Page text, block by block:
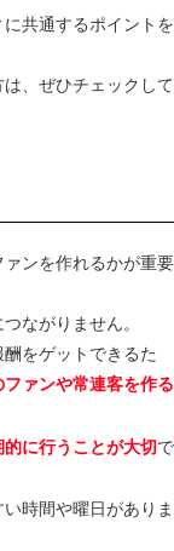
共通するポイントを
、ぜひチェックして
ンを作れるかが重要
ながりません。
をゲットできるた
ァンや常連客を作る
に行うことが大切で
時間や曜日がありま